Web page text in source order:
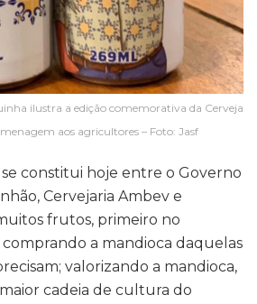
ilustra a edição comemorativa da Cerveja
aos agricultores – Foto: Jasf
se constitui hoje entre o Governo
Cervejaria Ambev e
frutos, primeiro no
comprando a mandioca daquelas
valorizando a mandioca,
cadeia de cultura do